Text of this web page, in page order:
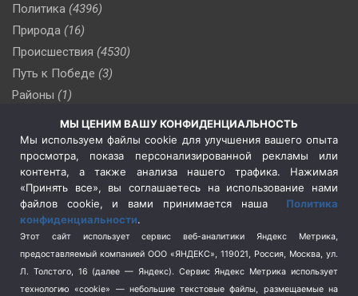
Политика (4396)
Природа (16)
Происшествия (4530)
Путь к Победе (3)
Районы (1)
(510)
Сельское хозяйство (3)
Социальная политика
(3)
Спецоперация в Украине
Спецоперация на Украине
(404)
Спорт (740)
Терроризм (1)
Транспорт (262)
МЫ ЦЕНИМ ВАШУ КОНФИДЕНЦИАЛЬНОСТЬ
Мы используем файлы cookie для улучшения вашего опыта
просмотра, показа персонализированной рекламы или
контента, а также анализа нашего трафика. Нажимая
«Принять все», вы соглашаетесь на использование нами
файлов cookie, и вами принимается наша Политика
конфиденциальности.
Этот сайт использует сервис веб-аналитики Яндекс Метрика,
предоставляемый компанией ООО «ЯНДЕКС», 119021, Россия, Москва, ул.
Л. Толстого, 16 (далее — Яндекс). Сервис Яндекс Метрика использует
технологию «cookie» — небольшие текстовые файлы, размещаемые на